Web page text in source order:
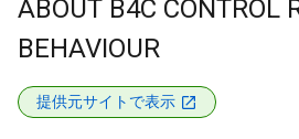
ABOUT B4C CONTROL
BEHAVIOUR
提供元サイトで表示